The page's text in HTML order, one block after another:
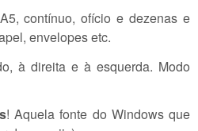
contínuo, ofício e dezenas e
envelopes etc.
à direita e à esquerda. Modo
! Aquela fonte do Windows que